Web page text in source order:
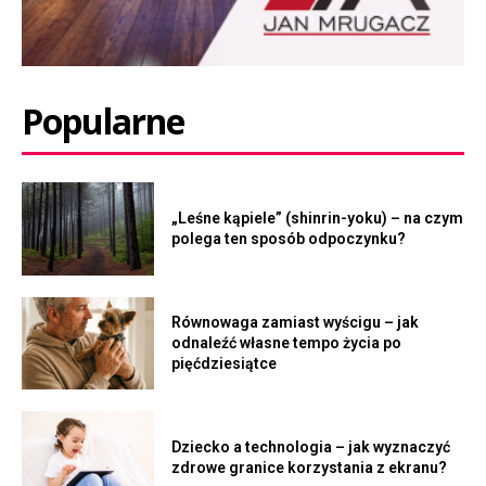
Popularne
„Leśne kąpiele” (shinrin-yoku) – na czym
polega ten sposób odpoczynku?
Równowaga zamiast wyścigu – jak
odnaleźć własne tempo życia po
pięćdziesiątce
Dziecko a technologia – jak wyznaczyć
zdrowe granice korzystania z ekranu?